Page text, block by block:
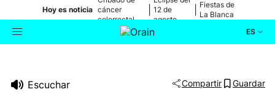
Hoy es noticia cáncer
colorrectal
12 de
agosto
Fiestas de
La Blanca
ES
Escuchar Compartir Guardar